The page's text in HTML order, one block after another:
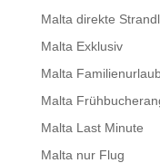
Malta direkte
Malta Exklusiv
Malta
Malta
Malta Last Minute
Malta nur Flug